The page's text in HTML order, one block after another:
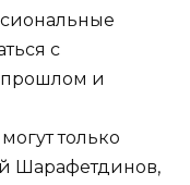
с
прошлом и
только
Шарафетдинов,